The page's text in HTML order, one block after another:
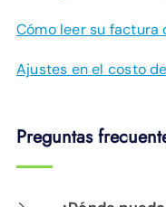
Cómo leer su
Ajustes en el costo
Preguntas